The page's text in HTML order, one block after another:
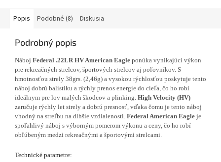
Popis Podobné (8) Diskusia
Podrobný popis
Náboj Federal .22LR HV American Eagle ponúka vynikajúci výkon
pre rekreačných strelcov, športových strelcov aj poľovníkov. S
hmotnosťou strely 38grs. (2,46g) a vysokou rýchlosťou poskytuje tento
náboj dobrú balistiku a rýchly prenos energie do cieľa, čo ho robí
ideálnym pre lov malých škodcov a plinking. High Velocity (HV)
zaručuje rýchly let strely a dobrú presnosť, vďaka čomu je tento náboj
vhodný na streľbu na dlhšie vzdialenosti. Federal American Eagle je
spoľahlivý náboj s výborným pomerom výkonu a ceny, čo ho robí
obľúbeným medzi rekreačnými a športovými strelcami.
Technické parametre: